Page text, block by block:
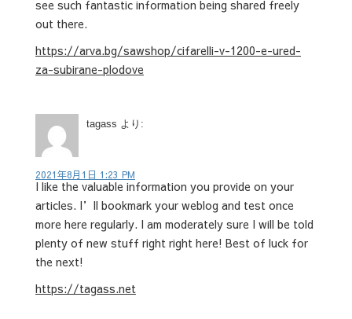
see such fantastic information being shared freely
out there.
https://arva.bg/sawshop/cifarelli-v-1200-e-ured-
za-subirane-plodove
tagass より:
2021年8月1日 1:23 PM
I like the valuable information you provide on your
articles. I’ll bookmark your weblog and test once
more here regularly. I am moderately sure I will be told
plenty of new stuff right right here! Best of luck for
the next!
https://tagass.net